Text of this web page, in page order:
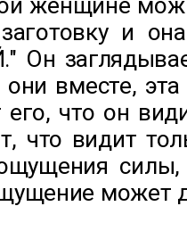
и
Он
вместе,
что он
что видит
может